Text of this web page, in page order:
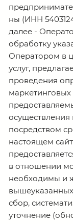
ны (ИНН
далее -
обработку
Оператором в
услуг,
проведения
маркетинговых
посредством
настоящем
в отношении
необходимы и
сбор,
уточнение